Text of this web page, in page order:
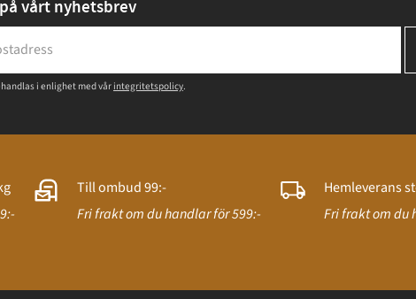
vårt nyhetsbrev
i enlighet med vårintegritetspolicy.
Till ombud 99:-
Fri frakt om du handlar för 599:-
Hemleverans
Fri frakt om du